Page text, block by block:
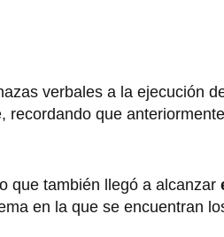
verbales a la ejecución
recordando que anteriormente
que también llegó a alcanzar
en la que se encuentran